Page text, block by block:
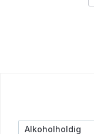
Alkoholholdig